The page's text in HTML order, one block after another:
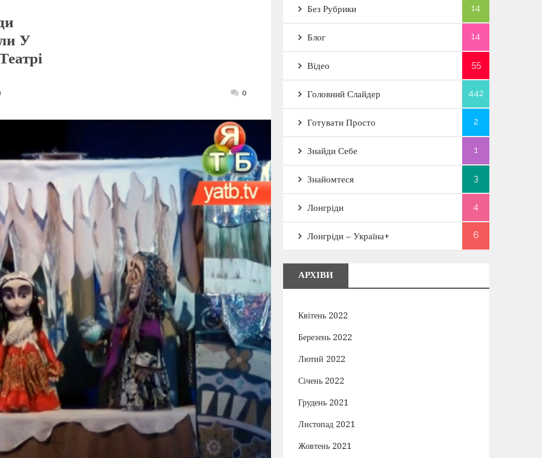
У
0
Без Рубрики 14
Блог 14
Відео 55
Головний Слайдер 442
Готувати Просто 2
Знайди Себе 1
Знайомтеся 3
Лонгріди 4
Лонгріди – Україна+ 6
АРХІВИ
Квітень 2022
Березень 2022
Лютий 2022
Січень 2022
Грудень 2021
Листопад 2021
Жовтень 2021